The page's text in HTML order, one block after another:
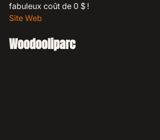
fabuleux coût de 0 $ !
Site Web
Woodooliparc